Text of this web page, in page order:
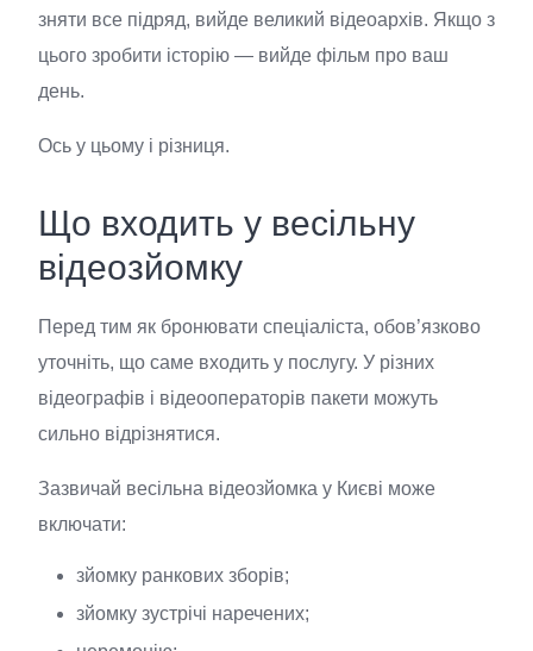
зняти все підряд, вийде великий відеоархів. Якщо з
цього зробити історію — вийде фільм про ваш
день.
Ось у цьому і різниця.
Що входить у весільну
відеозйомку
Перед тим як бронювати спеціаліста, обов’язково
уточніть, що саме входить у послугу. У різних
відеографів і відеооператорів пакети можуть
сильно відрізнятися.
Зазвичай весільна відеозйомка у Києві може
включати:
зйомку ранкових зборів;
зйомку зустрічі наречених;